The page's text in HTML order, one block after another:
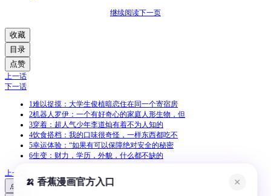
继续阅读下一页
收藏
目录
点赞
上一话
下一话
1难以捉摸：大学生俊植暗恋住在同一个寄宿房
2机器人罗伊：一个有好奇心的家庭人形生物，但
3穿着：超人气少年李道灿有着不为人知的
4饮食搭档：我的口味很奇怪，一样东西都吃不
5幸运体验：“如果有可以保障绝对安全的秘密
6生变：财力，学历，外貌，什么都不缺的
上一话
点赞
🍌 香蕉漫画官方入口 ✕